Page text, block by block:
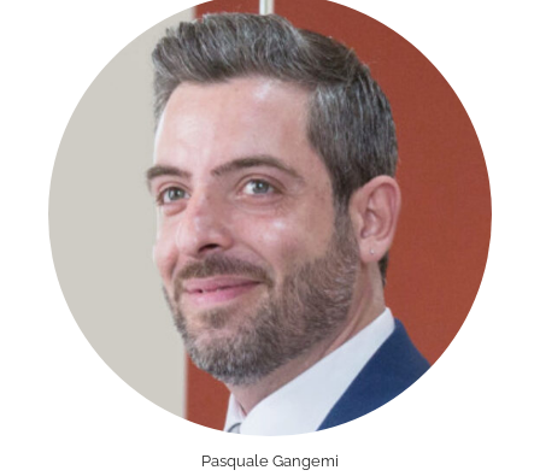
Pasquale Gangemi